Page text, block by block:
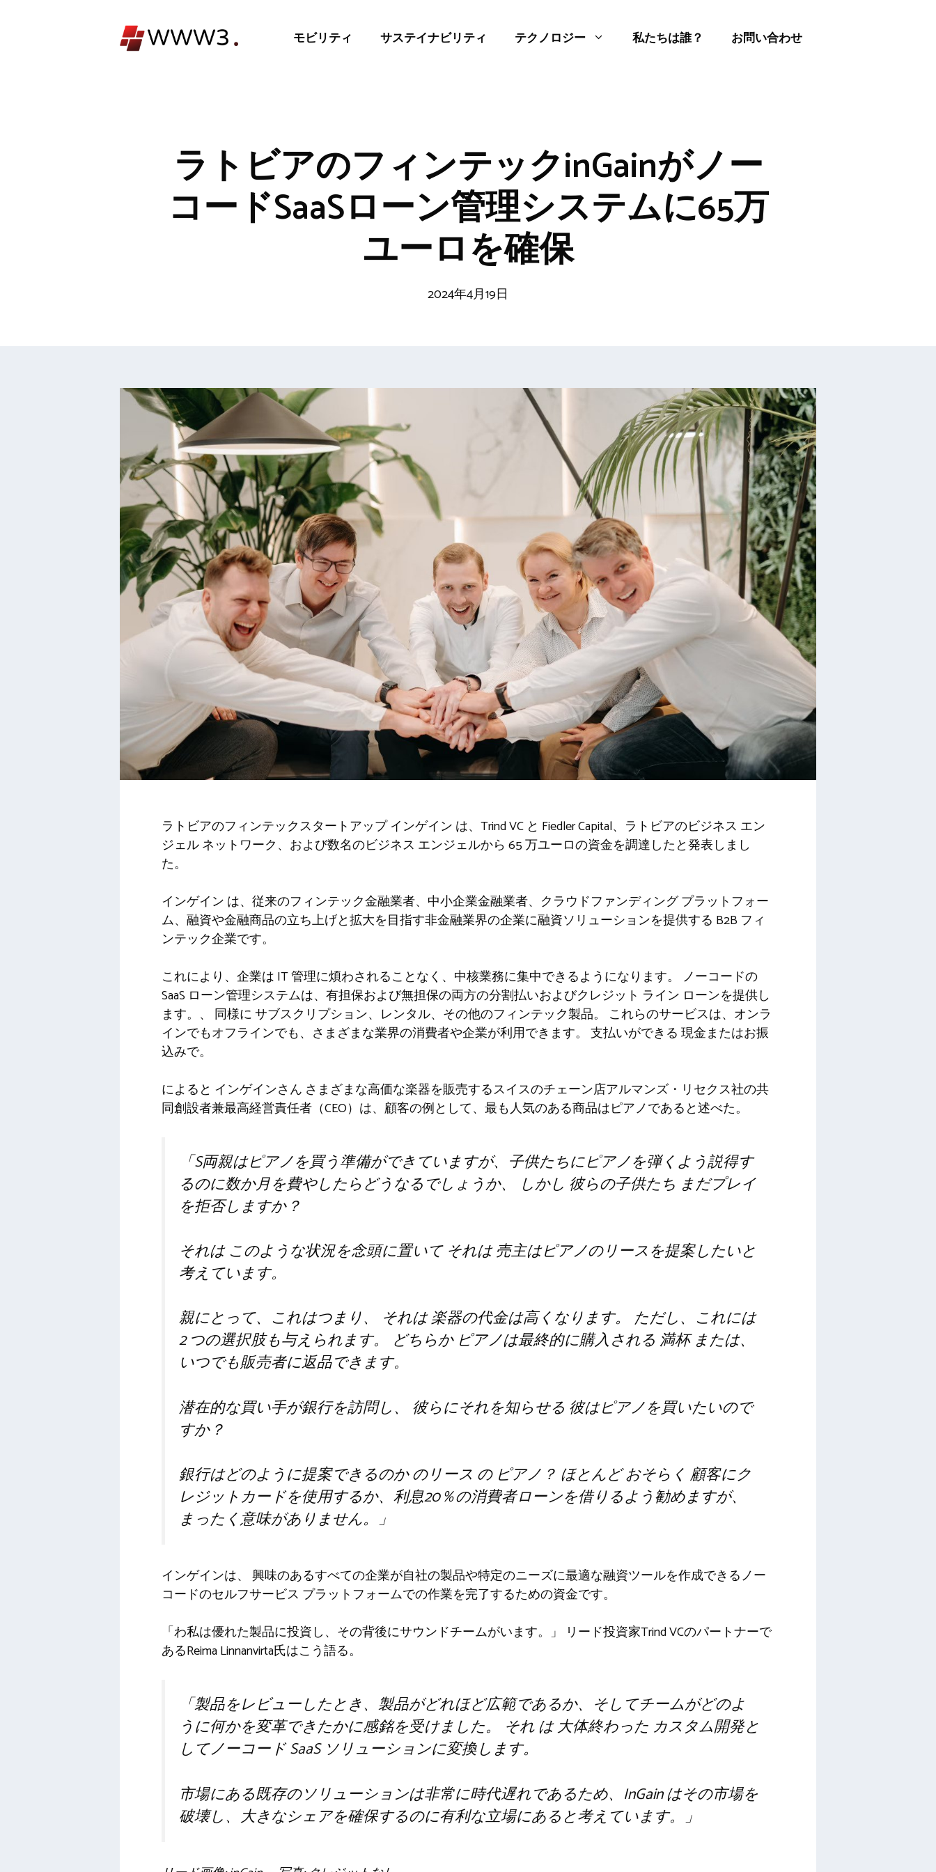
モビリティ サステイナビリティ テクノロジー 私たちは誰？ お問い合わせ
ラトビアのフィンテックinGainがノー
コードSaaSローン管理システムに65万
ユーロを確保
2024年4月19日
ラトビアのフィンテックスタートアップインゲイン は、Trind VC と Fiedler Capital、ラトビアのビジネス エン
ジェル ネットワーク、および数名のビジネス エンジェルから 65 万ユーロの資金を調達したと発表しまし
た。
インゲイン は、従来のフィンテック金融業者、中小企業金融業者、クラウドファンディング プラットフォー
ム、融資や金融商品の立ち上げと拡大を目指す非金融業界の企業に融資ソリューションを提供する B2B フィ
ンテック企業です。
これにより、企業は IT 管理に煩わされることなく、中核業務に集中できるようになります。 ノーコードの
SaaS ローン管理システムは、有担保および無担保の両方の分割払いおよびクレジット ライン ローンを提供し
ます。 、 同様にサブスクリプション、レンタル、その他のフィンテック製品。 これらのサービスは、オンラ
インでもオフラインでも、さまざまな業界の消費者や企業が利用できます。 支払いができる 現金またはお振
込みで。
によると インゲインさん さまざまな高価な楽器を販売するスイスのチェーン店アルマンズ・リセクス社の共
同創設者兼最高経営責任者（CEO）は、顧客の例として、最も人気のある商品はピアノであると述べた。
「S両親はピアノを買う準備ができていますが、子供たちにピアノを弾くよう説得す
るのに数か月を費やしたらどうなるでしょうか、 しかし 彼らの子供たち まだプレイ
を拒否しますか？
それはこのような状況を念頭に置いてそれは売主はピアノのリースを提案したいと
考えています。
親にとって、これはつまり、 それは楽器の代金は高くなります。 ただし、これには
2 つの選択肢も与えられます。 どちらかピアノは最終的に購入される満杯または、
いつでも販売者に返品できます。
潜在的な買い手が銀行を訪問し、 彼らにそれを知らせる 彼はピアノを買いたいので
すか？
銀行はどのように提案できるのかのリース のピアノ？ ほとんどおそらく 顧客にク
レジットカードを使用するか、利息20％の消費者ローンを借りるよう勧めますが、
まったく意味がありません。 」
インゲインは、 興味のあるすべての企業が自社の製品や特定のニーズに最適な融資ツールを作成できるノー
コードのセルフサービス プラットフォームでの作業を完了するための資金です。
「わ私は優れた製品に投資し、その背後にサウンドチームがいます。 」 リード投資家Trind VCのパートナーで
あるReima Linnanvirta氏はこう語る。
「製品をレビューしたとき、製品がどれほど広範であるか、そしてチームがどのよ
うに何かを変革できたかに感銘を受けました。 それは大体終わった カスタム開発と
してノーコード SaaS ソリューションに変換します。
市場にある既存のソリューションは非常に時代遅れであるため、InGain はその市場を
破壊し、大きなシェアを確保するのに有利な立場にあると考えています。 」